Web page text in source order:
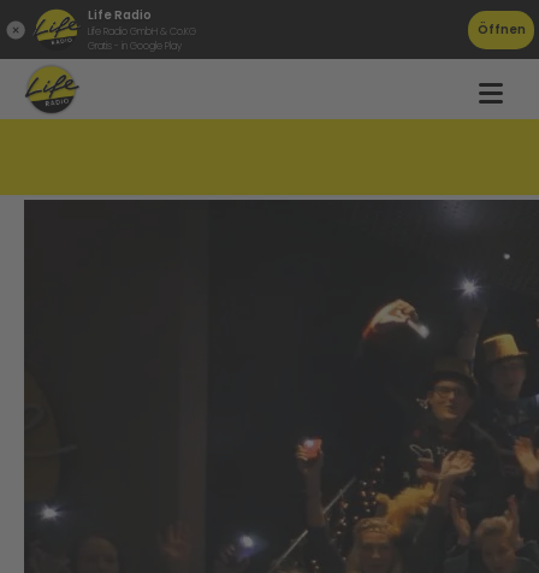
Life Radio
Life Radio GmbH & Co.KG
Gratis - in Google Play
Öffnen